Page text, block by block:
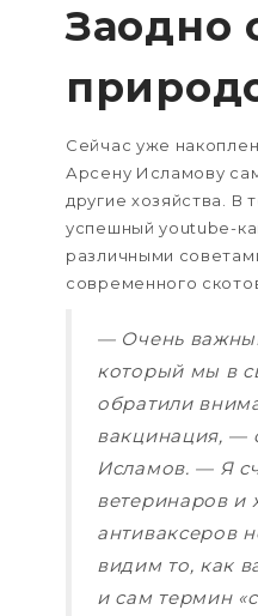
Заодно
Сейчас уже
Арсену Исламову
другие хозяйства. В
успешный youtube-
различными
современного
— Очень
который мы в
обратили
вакцинация, —
Исламов. — Я
ветеринаров и
антиваксеров
видим то, как
и сам термин